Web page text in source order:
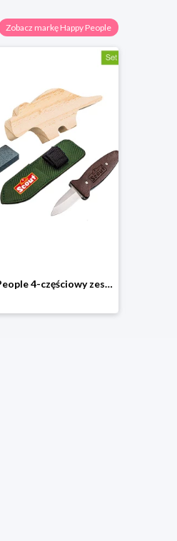
Zobacz markę Happy People
Happy People 4-częściowy zestaw do rzeźbienia - 8+ rozmiar: onesize